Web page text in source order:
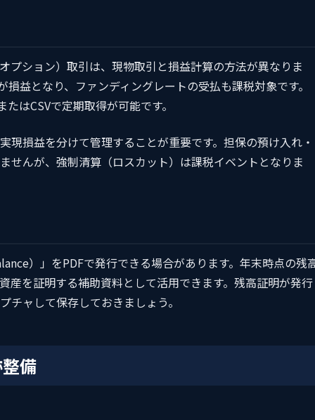
プション）取引は、現物取引と損益計算の方法が異なりま
益となり、ファンディングレートの受払も課税対象です。
はCSVで定期取得が可能です。
損益を分けて管理することが重要です。担保の預け入れ・
せんが、強制清算（ロスカット）は課税イベントとなりま
）」をPDFで発行できる場合があります。年末時点の残
産を証明する補助資料として活用できます。残高証明が発行
ャして保存しておきましょう。
備